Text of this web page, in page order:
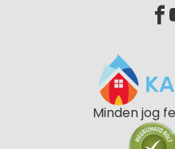
Minden jog